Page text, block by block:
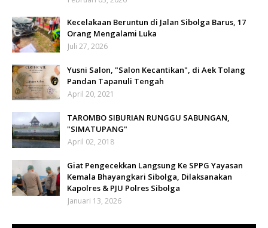
Kecelakaan Beruntun di Jalan Sibolga Barus, 17
Orang Mengalami Luka
Juli 27, 2026
Yusni Salon, "Salon Kecantikan", di Aek Tolang
Pandan Tapanuli Tengah
April 20, 2021
TAROMBO SIBURIAN RUNGGU SABUNGAN,
"SIMATUPANG"
April 02, 2018
Giat Pengecekkan Langsung Ke SPPG Yayasan
Kemala Bhayangkari Sibolga, Dilaksanakan
Kapolres & PJU Polres Sibolga
Januari 13, 2026